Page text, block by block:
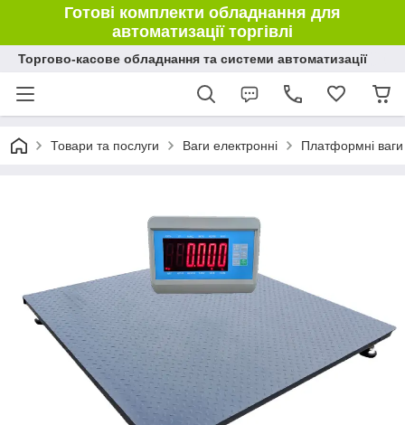
Готові комплекти обладнання для
автоматизації торгівлі
Торгово-касове обладнання та системи автоматизації
Товари та послуги Ваги електронні Платформні ваги